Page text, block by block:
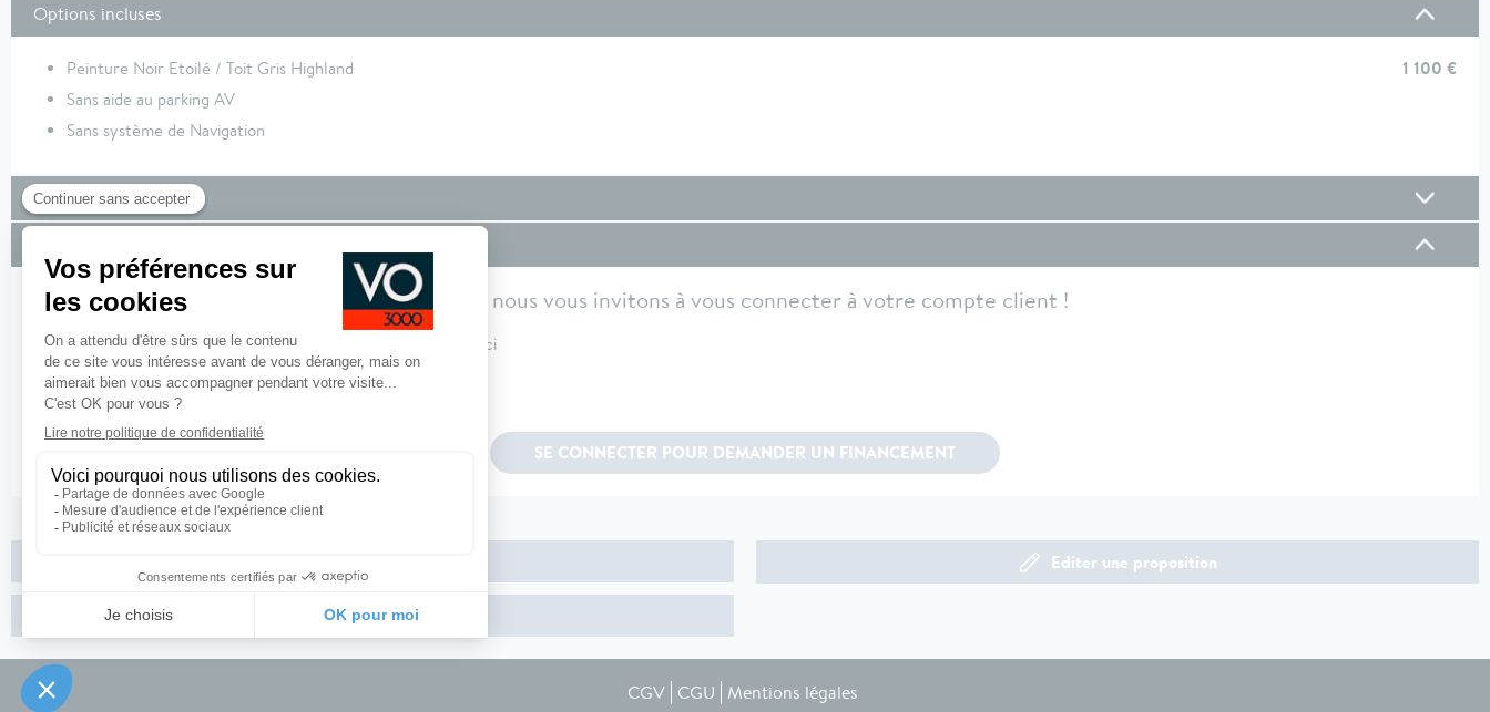
Options incluses
Peinture Noir Etoilé / Toit Gris Highland 1 100 €
Sans aide au parking AV
Sans système de Navigation
Équipements de série
Pour profiter de nos solutions de financement, nous vous invitons à vous connecter à votre compte client !
Pour plus de de détails sur nos offres de financement, cliquez ici
SE CONNECTER POUR DEMANDER UN FINANCEMENT
Editer une proposition
Fiche produit PDF
Pied
CGV CGU Mentions légales